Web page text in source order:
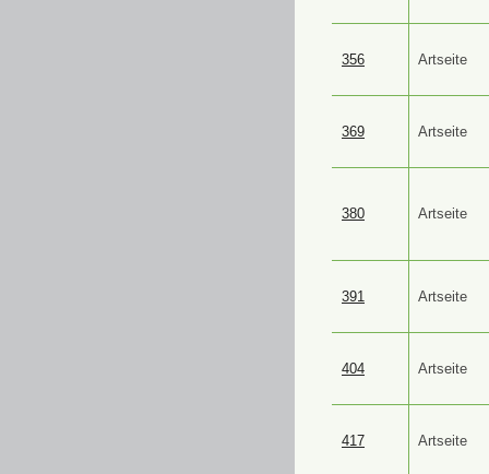
356 Artseite
369 Artseite
380 Artseite
391 Artseite
404 Artseite
417 Artseite